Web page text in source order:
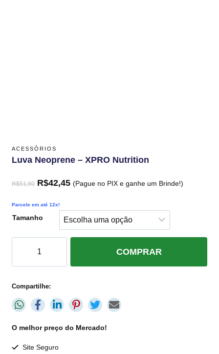
ACESSÓRIOS
Luva Neoprene – XPRO Nutrition
R$51,80 R$42,45 (Pague no PIX e ganhe um Brinde!)
Parcele em até 12x!
Tamanho
COMPRAR
Compartilhe:
O melhor preço do Mercado!
Site Seguro